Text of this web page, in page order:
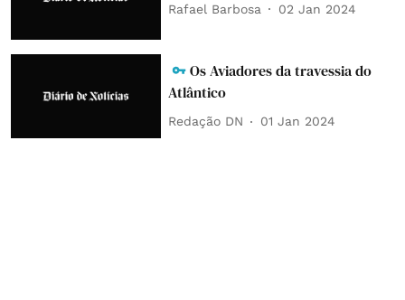
Rafael Barbosa 02 Jan 2024
Os Aviadores da travessia do
Atlântico
Redação DN 01 Jan 2024